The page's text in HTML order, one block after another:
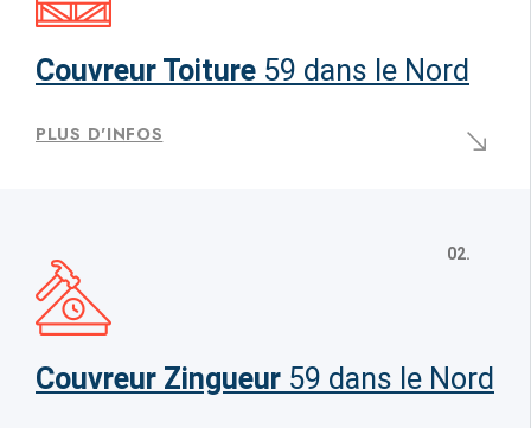
Couvreur Toiture 59 dans le Nord
PLUS D'INFOS
02.
Couvreur Zingueur 59 dans le Nord